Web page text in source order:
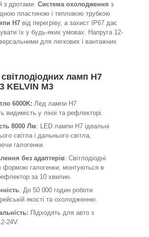
з дротами. Система охолодження з
пластиною і тепловою трубкою
H7 від перегріву, а захист IP67 дає
їх у будь-яких умовах. Напруга 12-
для легкових і вантажних
ламп H7
KELVIN M3
6000K: Лед лампи H7
видимість у лінзі та рефлекторі.
8000 Лм: LED лампи H7 ідеальні
світла і дальнього світла,
галогенки.
без адаптерів: Світлодіодні
формою галогенки, монтуються в
за 10 хвилин.
: До 50 000 годин роботи
якості та охолодженню.
Підходять для авто з
24V.